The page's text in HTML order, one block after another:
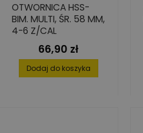
OTWORNICA HSS-
BIM. MULTI, ŚR. 58 MM,
4-6 Z/CAL
Cena
66,90 zł
Dodaj do koszyka